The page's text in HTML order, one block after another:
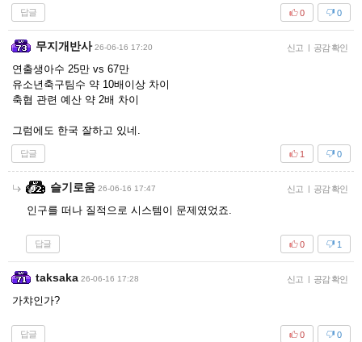
답글 0
0
무지개반사 26-06-16 17:20 신고 | 공감 확인
연출생아수 25만 vs 67만
유소년축구팀수 약 10배이상 차이
축협 관련 예산 약 2배 차이
그럼에도 한국 잘하고 있네.
답글 0
1
슬기로움 26-06-16 17:47 신고 | 공감 확인
인구를 떠나 질적으로 시스템이 문제였었죠.
답글 1
0
taksaka 26-06-16 17:28 신고 | 공감 확인
가챠인가?
답글 0
0